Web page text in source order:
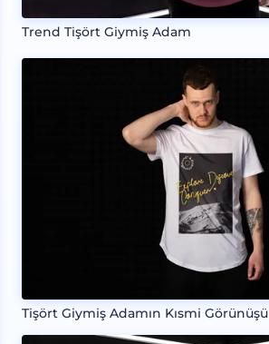
Trend Tişört Giymiş Adam
Tişört Giymiş Adamın Kısmi Görünüşü